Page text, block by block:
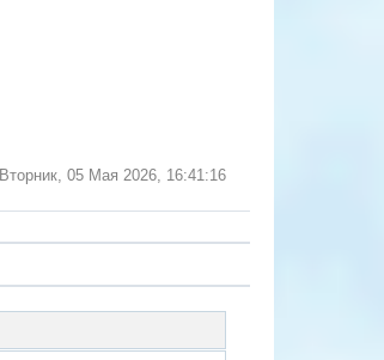
Вторник, 05 Мая 2026, 16:41:16